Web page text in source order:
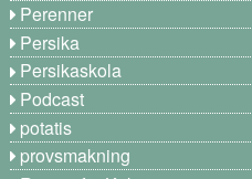
Perenner
Persika
Persikaskola
Podcast
potatis
provsmakning